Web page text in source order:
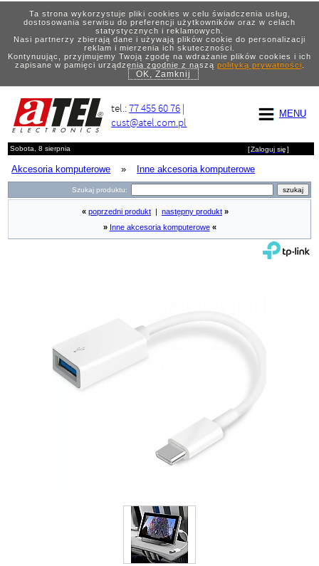
Ta strona wykorzystuje pliki cookies w celu świadczenia usług,
dostosowania serwisu do preferencji użytkowników oraz w celach
statystycznych i reklamowych.
Nasi partnerzy zbierają dane i używają plików cookie do personalizacji
reklam i mierzenia ich skuteczności.
Kontynuując, przyjmujemy Twoją zgodę na wdrażanie plików cookies i ich
zapisane w pamięci urządzenia zgodnie z naszą polityką prywatności.
OK, Zamknij
MENU
tel.:77 455 60 76 |
cust@atel.com.pl
Sobota, 8 sierpnia [Zaloguj się]
Akcesoria komputerowe » Inne akcesoria komputerowe
Szukaj produktu:
« poprzedni produkt następny produkt »
» Inne akcesoria komputerowe «